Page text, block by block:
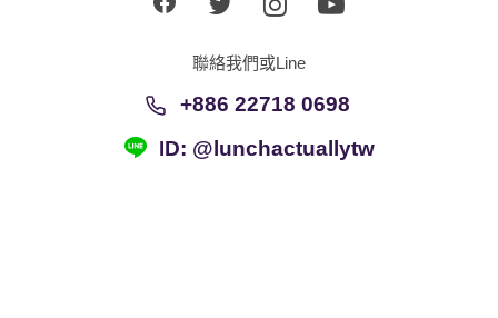
聯絡我們或Line
+886 22718 0698
ID: @lunchactuallytw